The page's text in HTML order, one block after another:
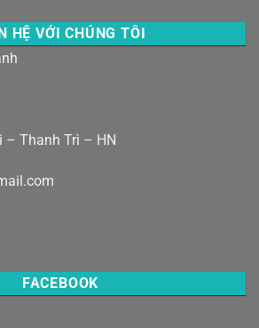
HỆ VỚI CHÚNG TÔI
– Thanh Trì – HN
FACEBOOK